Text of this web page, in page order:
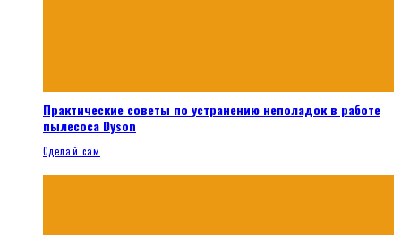
Практические советы по устранению неполадок в работе
пылесоса Dyson
Сделай сам